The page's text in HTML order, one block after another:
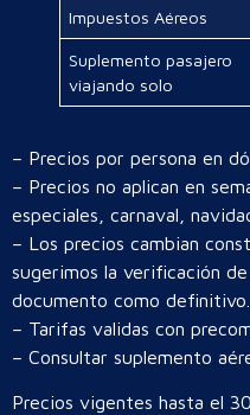
Impuestos Aéreos
Suplemento pasajero
viajando solo
– Precios por persona en
– Precios no aplican en
especiales, carnaval,
– Los precios cambian
sugerimos la verificación
documento como definitivo.
– Tarifas validas con
– Consultar suplemento
Precios vigentes hasta el